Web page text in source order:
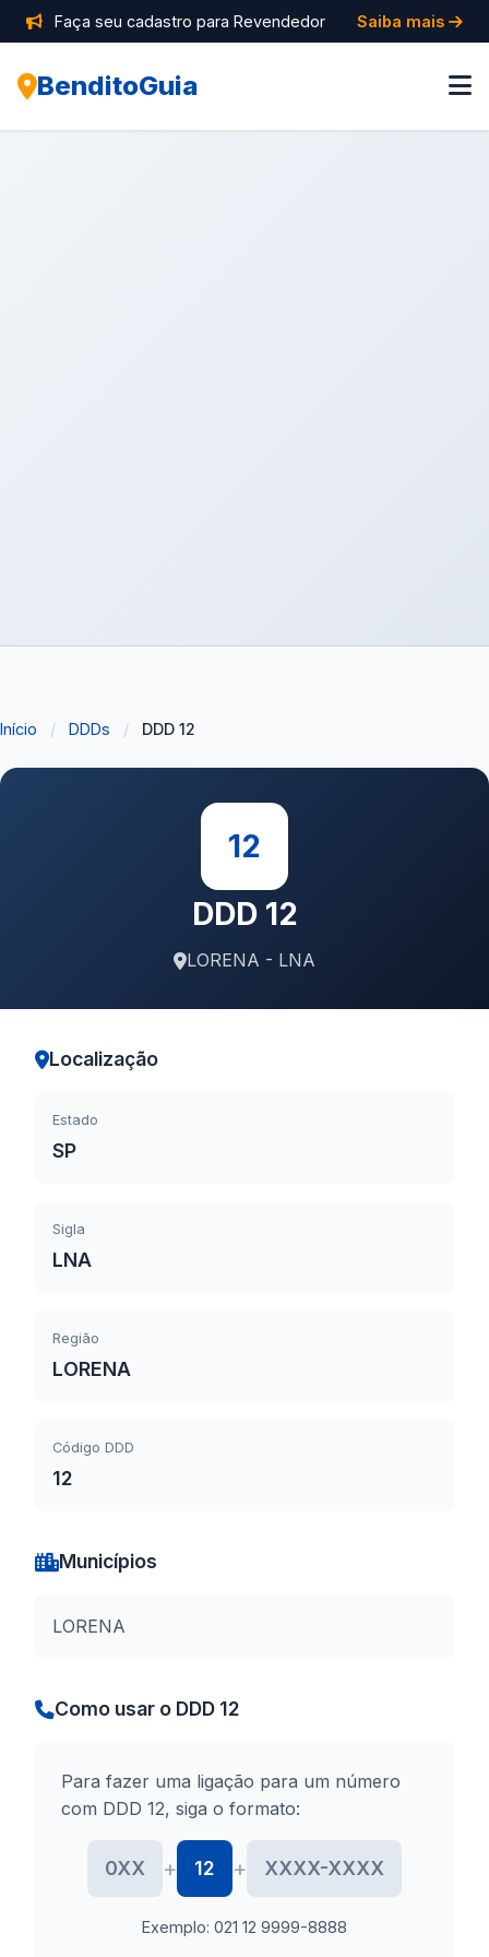
Faça seu cadastro para Revendedor Saiba mais
BenditoGuia
Início / DDDs / DDD 12
12
DDD 12
LORENA - LNA
Localização
Estado
SP
Sigla
LNA
Região
LORENA
Código DDD
12
Municípios
LORENA
Como usar o DDD 12
Para fazer uma ligação para um número
com DDD 12, siga o formato:
0XX + 12 + XXXX-XXXX
Exemplo: 021 12 9999-8888